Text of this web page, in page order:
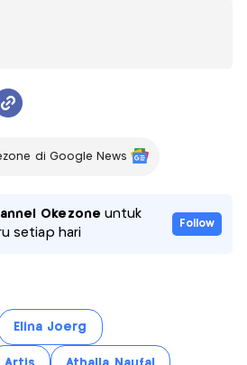
di Google News
Okezone untuk
setiap hari
Follow
Elina Joerg